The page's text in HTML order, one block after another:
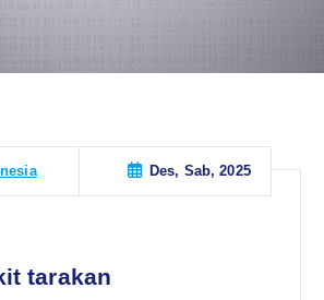
Des, Sab, 2025
tarakan